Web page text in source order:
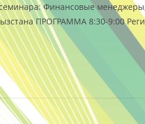
Финансовые
ПРОГРАММА 8:30-9:00